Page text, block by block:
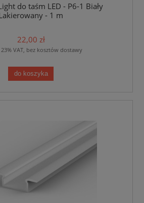
do taśm LED - P6-1 Biały
- 1 m
22,00 zł
VAT, bez kosztów dostawy
do koszyka